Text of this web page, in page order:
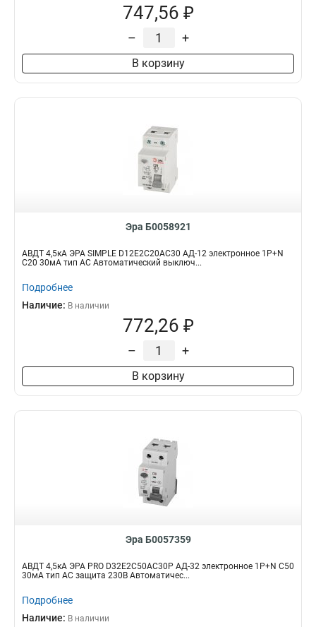
747,56 ₽
– +
В корзину
Эра Б0058921
АВДТ 4,5кА ЭРА SIMPLE D12E2C20AC30 АД-12 электронное 1P+N
С20 30мА тип АС Автоматический выключ...
Подробнее
Наличие: В наличии
772,26 ₽
– +
В корзину
Эра Б0057359
АВДТ 4,5кА ЭРА PRO D32E2C50АC30P АД-32 электронное 1P+N C50
30мА тип АC защита 230В Автоматичес...
Подробнее
Наличие: В наличии